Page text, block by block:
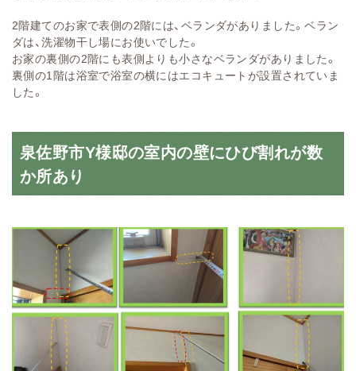
2階建てのお家で表側の2階には、ベランダがありました。ベラン
ダは、洗濯物干し場にお使いでした。
お家の裏側の2階にも表側よりも小さなベランダがありました。
裏側の1階は浴室で浴室の横にはエコキュートが設置されていま
した。
泉佐野市Y様邸の室内の壁にひび割れが数
か所あり